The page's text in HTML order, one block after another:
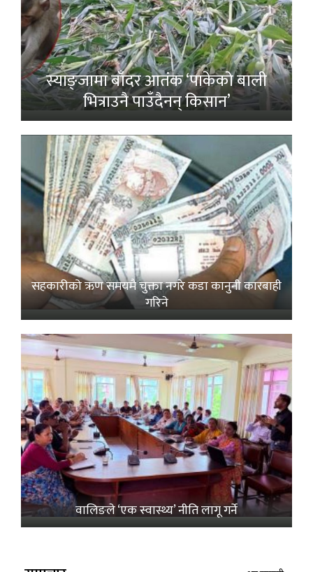
स्याङ्जामा बाँदर आतंक ‘पाकेको बाली
भित्राउनै पाउँदैनन् किसान’
सहकारीको ऋण समयमै चुक्ता नगरे कडा कानुनी कारबाही
गरिने
वालिङले ‘एक स्वास्थ्य’ नीति लागू गर्ने